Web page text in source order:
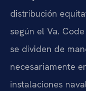
distribución
según el Va.
se dividen de
necesariamente
instalaciones